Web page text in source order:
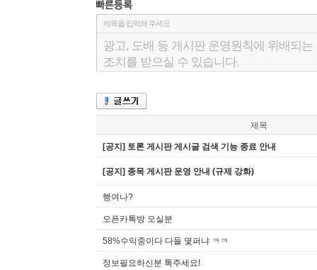
제목
[공지] 토론 게시판 게시글 검색 기능 종료 안내
[공지] 종목 게시판 운영 안내 (규제 강화)
행여나?
오픈카톡방 오실분
58%수익중이다 다들 몇퍼냐 ㅋㅋ
정보필요하신분 톡주세요!